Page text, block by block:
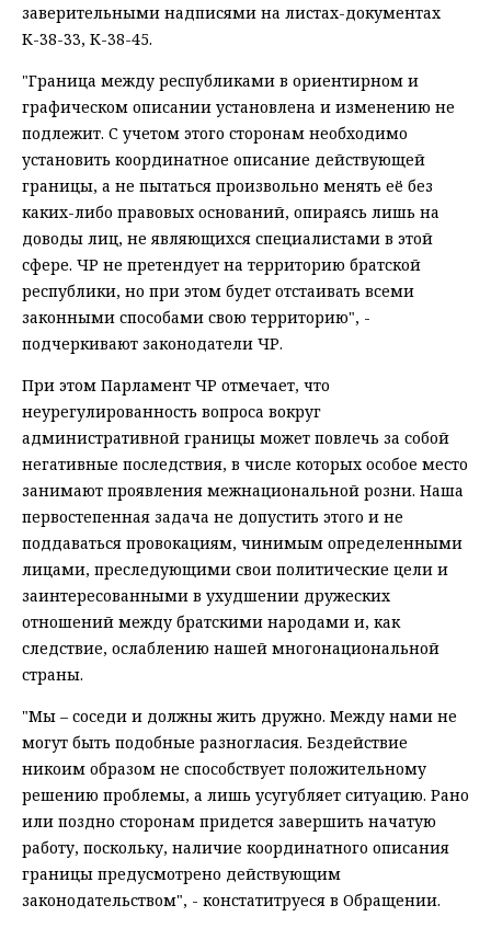
заверительными надписями на листах-документах
К-38-33, К-38-45.
"Граница между республиками в ориентирном и
графическом описании установлена и изменению не
подлежит. С учетом этого сторонам необходимо
установить координатное описание действующей
границы, а не пытаться произвольно менять её без
каких-либо правовых оснований, опираясь лишь на
доводы лиц, не являющихся специалистами в этой
сфере. ЧР не претендует на территорию братской
республики, но при этом будет отстаивать всеми
законными способами свою территорию", -
подчеркивают законодатели ЧР.
При этом Парламент ЧР отмечает, что
неурегулированность вопроса вокруг
административной границы может повлечь за собой
негативные последствия, в числе которых особое место
занимают проявления межнациональной розни. Наша
первостепенная задача не допустить этого и не
поддаваться провокациям, чинимым определенными
лицами, преследующими свои политические цели и
заинтересованными в ухудшении дружеских
отношений между братскими народами и, как
следствие, ослаблению нашей многонациональной
страны.
"Мы – соседи и должны жить дружно. Между нами не
могут быть подобные разногласия. Бездействие
никоим образом не способствует положительному
решению проблемы, а лишь усугубляет ситуацию. Рано
или поздно сторонам придется завершить начатую
работу, поскольку, наличие координатного описания
границы предусмотрено действующим
законодательством", - констатитруеся в Обращении.